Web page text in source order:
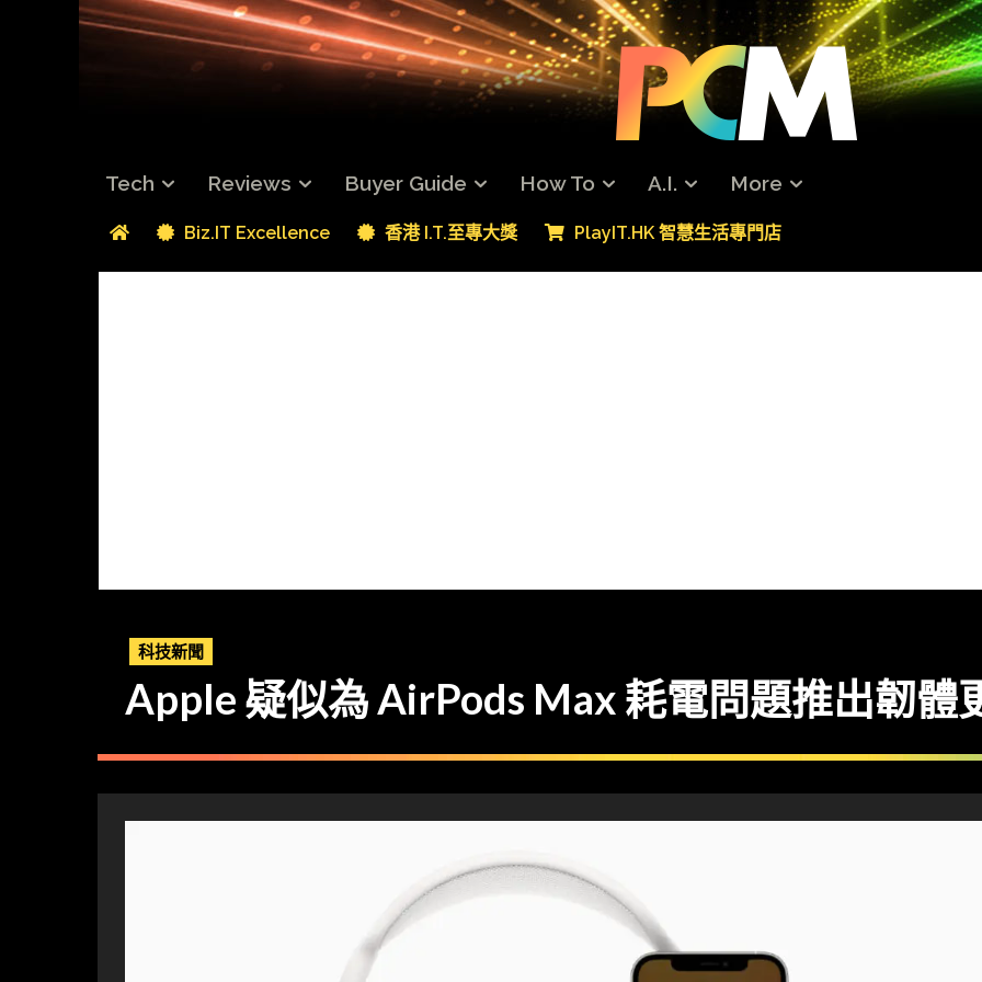
Tech Reviews Buyer Guide How To A.I. More
Biz.IT Excellence 香港 I.T.至專大獎 PlayIT.HK 智慧生活專門店
科技新聞
Apple 疑似為 AirPods Max 耗電問題推出韌體